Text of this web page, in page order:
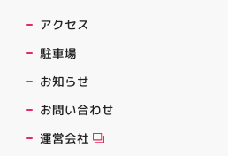
アクセス
駐車場
お知らせ
お問い合わせ
運営会社